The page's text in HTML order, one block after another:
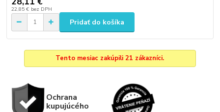
22,85 € bez DPH
Pridať do košíka
Tento mesiac zakúpili 21 zákazníci.
Ochrana
kupujúcého